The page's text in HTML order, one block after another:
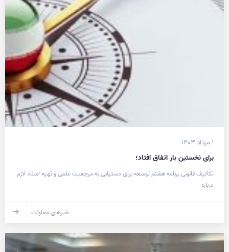
۱ مرداد ۱۴۰۳
برای نخستین بار اتفاق افتاد؛
تکالیف قانونی برنامه هفتم توسعه برای دستیابی به مرجعیت علمی و تهیه اسناد لازم
درباره
خبرهای معاونت